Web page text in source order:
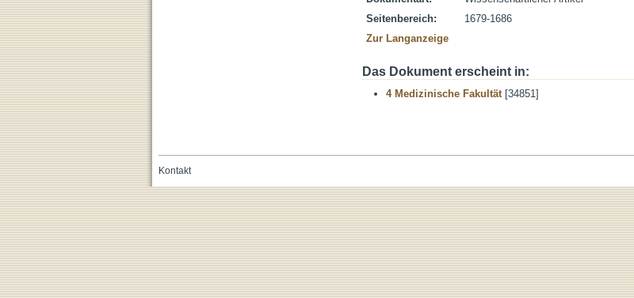
Seitenbereich:
1679-1686
Zur Langanzeige
Das Dokument erscheint in:
4 Medizinische Fakultät[34851]
Kontakt